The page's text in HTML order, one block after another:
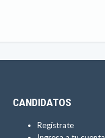
CANDIDATOS
Regístrate